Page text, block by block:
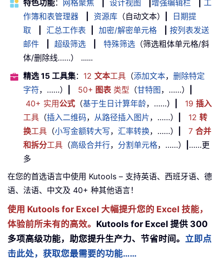
特色功能： 网格聚焦 设计视图 增强编辑栏
工
作簿和表管理器
资源库 （自动文本）
日期提
取
汇总工作表 加密/解密单元格
按列表发送
邮件
超级筛选 特殊筛选 （筛选粗体单元格/斜
体/删除线……） ......
精选 15 工具集： 12 文本工具 （添加文本， 删除特定
字符，……） 50+ 图表 类型 （甘特图，……）
40+ 实用公式 （基于生日计算年龄，……） 19 插入
工具 （插入二维码， 从路径插入图片，……） 12 转
换工具 （小写金额转大写， 汇率转换，……） 7 合并
和拆分工具 （高级合并行， 分割单元格，……）
……更
多
在您的首选语言中使用 Kutools – 支持英语、西班牙语、德
语、法语、中文及 40+ 种其他语言！
使用 Kutools for Excel 大幅提升您的 Excel 技能，
体验前所未有的高效。 Kutools for Excel 提供 300
多项高级功能，助您提升生产力、节省时间。 立即点
击此处，获取您最需要的功能……